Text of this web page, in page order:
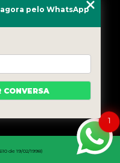
de 19/02/1998)
1
agora pelo WhatsApp
CONVERSA